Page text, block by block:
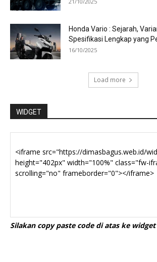
Honda Vario : Sejarah,
Spesifikasi Lengkap yang
16/10/2025
Load more
WIDGET
Silakan copy paste code di atas ke